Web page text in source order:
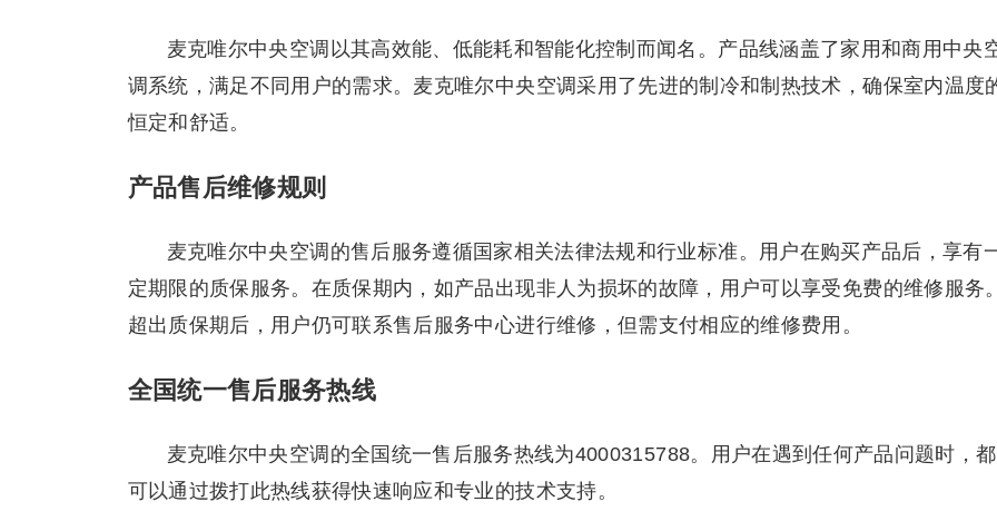
麦克唯尔中央空调以其高效能、低能耗和智能化控制而闻名。产品线涵盖了家用和商用中央
调系统，满足不同用户的需求。麦克唯尔中央空调采用了先进的制冷和制热技术，确保室内温度
恒定和舒适。
产品售后维修规则
麦克唯尔中央空调的售后服务遵循国家相关法律法规和行业标准。用户在购买产品后，享有
定期限的质保服务。在质保期内，如产品出现非人为损坏的故障，用户可以享受免费的维修服务
超出质保期后，用户仍可联系售后服务中心进行维修，但需支付相应的维修费用。
全国统一售后服务热线
麦克唯尔中央空调的全国统一售后服务热线为4000315788。用户在遇到任何产品问题时，都
可以通过拨打此热线获得快速响应和专业的技术支持。